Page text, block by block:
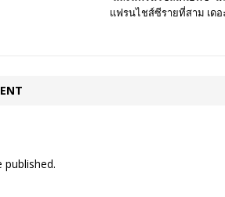
แฟรนไชส์ซีรายที่สาม เดอ
published.